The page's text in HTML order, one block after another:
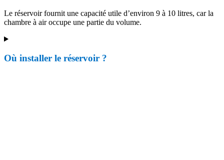
Le réservoir fournit une capacité utile d’environ 9 à 10 litres, car la
chambre à air occupe une partie du volume.
Où installer le réservoir ?